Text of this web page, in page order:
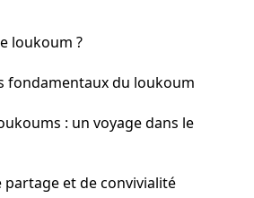
loukoum ?
fondamentaux du loukoum
: un voyage dans le
partage et de convivialité